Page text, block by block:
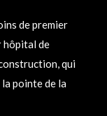
de premier
hôpital de
qui
pointe de la